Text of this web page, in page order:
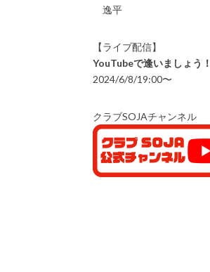
逸平
【ライブ配信】
YouTubeで逢いましょ
2024/6/8/19:00〜
クラブSOJAチャンネル